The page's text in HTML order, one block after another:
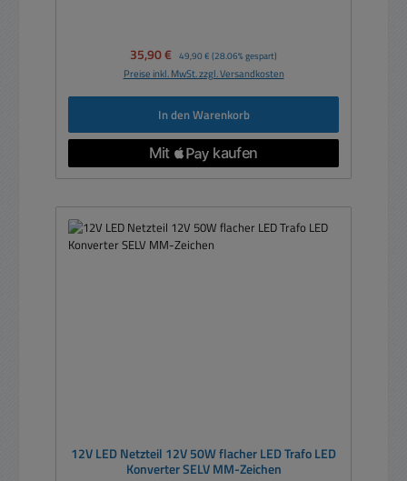
Verkaufspreis:
35,90 € Regulärer Preis:
49,90 € (28.06% gespart)
Preise inkl. MwSt. zzgl. Versandkosten
In den Warenkorb
12V LED Netzteil 12V 50W flacher LED Trafo LED
Konverter SELV MM-Zeichen